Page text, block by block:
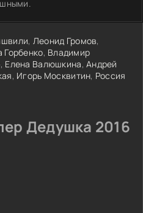
, Леонид Громов,
Горбенко, Владимир
, Елена Валюшкина,Андрей
, Игорь Москвитин, Россия
Дедушка 2016